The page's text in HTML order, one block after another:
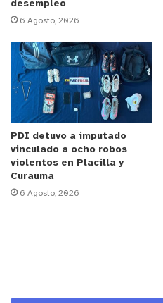
El comité estará
municipios, academia
cuidadoras, y tendrá
coordinar y proponer
fortalezcan la
género en las tareas de
y tú, ¿qué opinas?
desempleo
6 Agosto, 2026
PDI detuvo a imputado
vinculado a ocho robos
violentos en Placilla y
Curauma
6 Agosto, 2026